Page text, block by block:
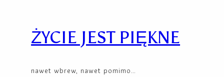
contentŻYCIE JEST PIĘKNE
nawet wbrew, nawet pomimo…